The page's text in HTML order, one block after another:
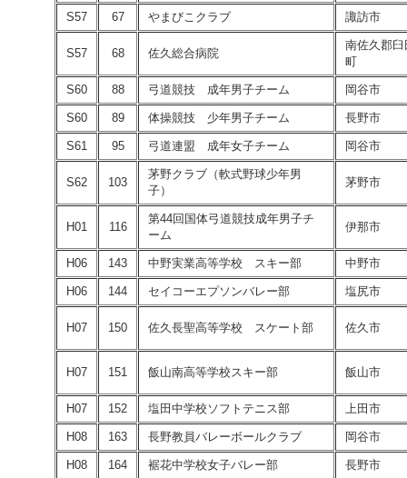
S57 67 やまびこクラブ 諏訪市
S57 68 佐久総合病院
南佐久郡臼
町
S60 88 弓道競技 成年男子チーム 岡谷市
S60 89 体操競技 少年男子チーム 長野市
S61 95 弓道連盟 成年女子チーム 岡谷市
S62 103
茅野クラブ（軟式野球少年男
子）
茅野市
H01 116
第44回国体弓道競技成年男子チ
ーム
伊那市
H06 143 中野実業高等学校 スキー部 中野市
H06 144 セイコーエプソンバレー部 塩尻市
H07 150 佐久長聖高等学校 スケート部 佐久市
H07 151 飯山南高等学校スキー部 飯山市
H07 152 塩田中学校ソフトテニス部 上田市
H08 163 長野教員バレーボールクラブ 岡谷市
H08 164 裾花中学校女子バレー部 長野市